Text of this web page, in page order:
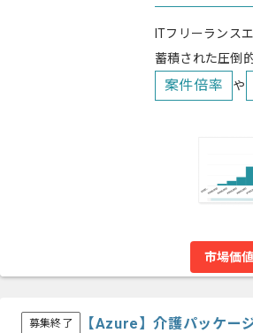
ITフリーランス
蓄積された圧倒
案件倍率 や
市場価
募集終了 【Azure】介護パッケー